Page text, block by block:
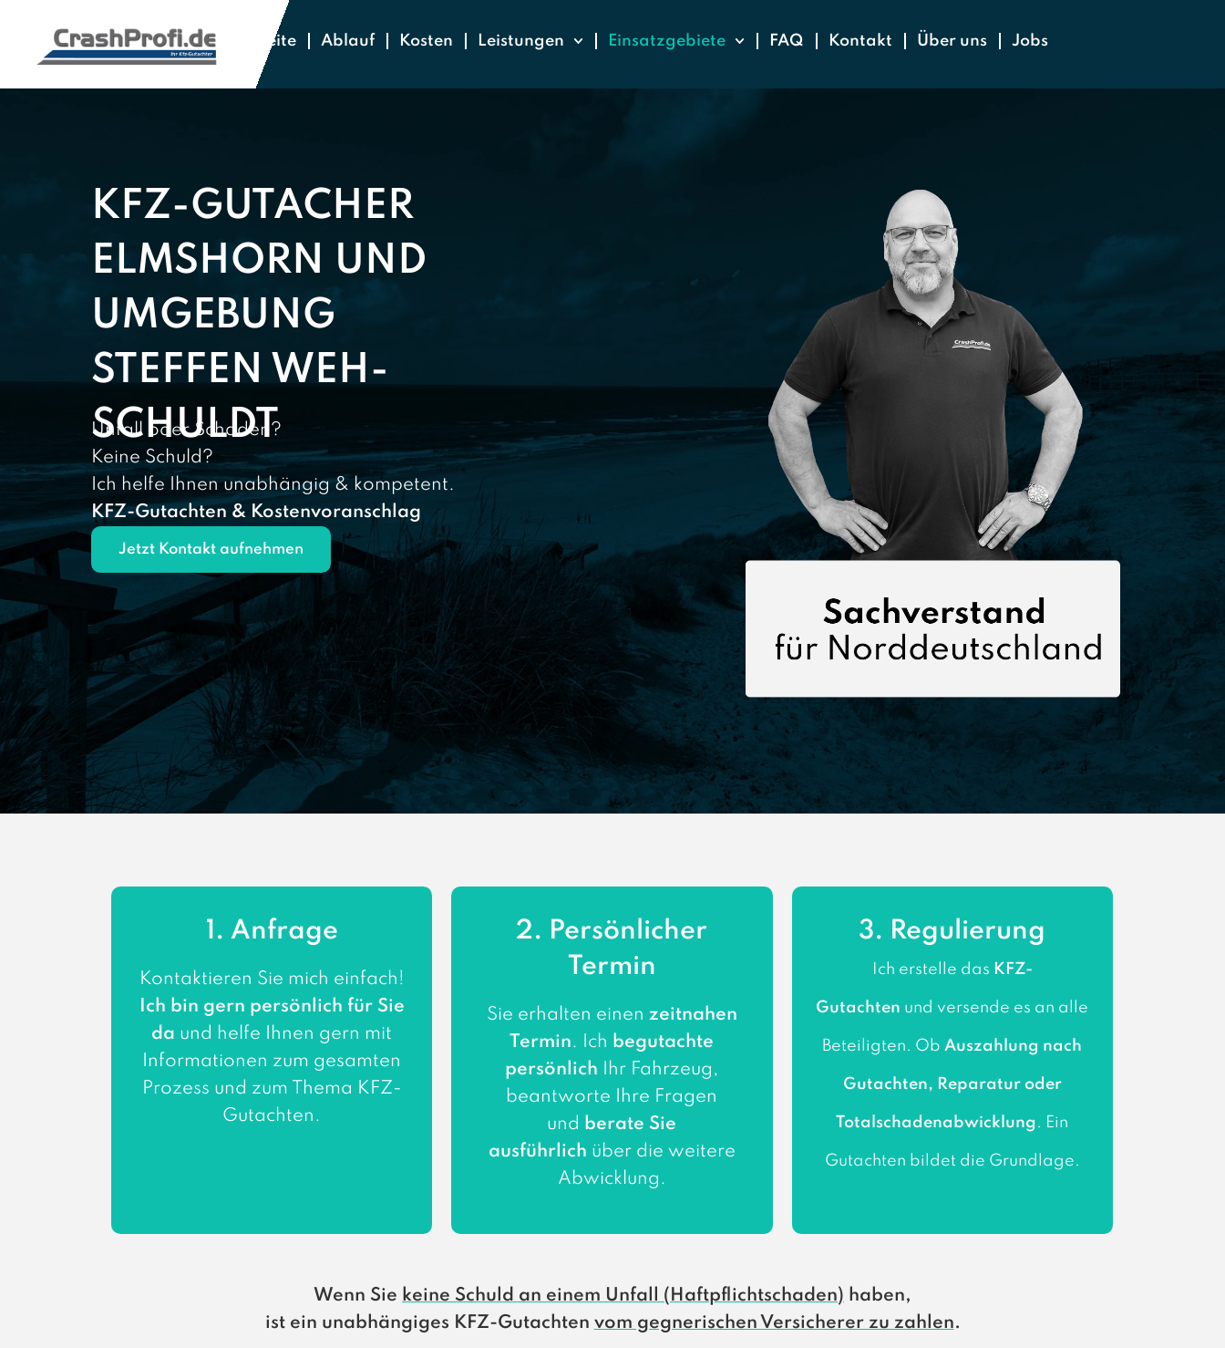
Startseite Ablauf Kosten Leistungen Einsatzgebiete FAQ Kontakt Über uns Jobs
KFZ-GUTACHER
ELMSHORN UND
UMGEBUNG
STEFFEN WEH-
SCHULDT
Unfall oder Schaden?
Keine Schuld?
Ich helfe Ihnen unabhängig & kompetent.
KFZ-Gutachten & Kostenvoranschlag
Jetzt Kontakt aufnehmen
1. Anfrage
Kontaktieren Sie mich einfach!
Ich bin gern persönlich für Sie
da und helfe Ihnen gern mit
Informationen zum gesamten
Prozess und zum Thema KFZ-
Gutachten.
2. Persönlicher
Termin
Sie erhalten einen zeitnahen
Termin. Ich begutachte
persönlich Ihr Fahrzeug,
beantworte Ihre Fragen
und berate Sie
ausführlich über die weitere
Abwicklung.
3. Regulierung
Ich erstelle das KFZ-
Gutachten und versende es an alle
Beteiligten. ObAuszahlung nach
Gutachten, Reparatur oder
Totalschadenabwicklung . Ein
Gutachten bildet die Grundlage.
Wenn Sie keine Schuld an einem Unfall (Haftpflichtschaden) haben,
ist ein unabhängiges KFZ-Gutachten vom gegnerischen Versicherer zu zahlen.